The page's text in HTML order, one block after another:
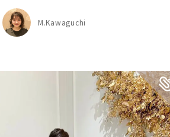
M.Kawaguchi